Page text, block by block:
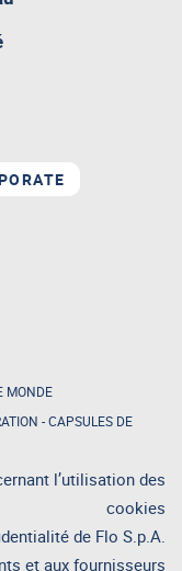
MONDE
-CAPSULES DE
l’utilisation des
cookies
de Flo S.p.A.
et aux fournisseurs